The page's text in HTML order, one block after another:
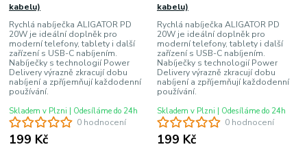
0 hodnocení
kabelu)
Rychlá nabíječka ALIGATOR PD
20W je ideální doplněk pro
moderní telefony, tablety i další
zařízení s USB-C nabíjením.
Nabíječky s technologií Power
Delivery výrazně zkracují dobu
nabíjení a zpříjemňují každodenní
používání.
199 Kč
Skladem v Plzni | Odesíláme do 24h
0 hodnocení
kabelu)
Rychlá nabíječka ALIGATOR PD
20W je ideální doplněk pro
moderní telefony, tablety i další
zařízení s USB-C nabíjením.
Nabíječky s technologií Power
Delivery výrazně zkracují dobu
nabíjení a zpříjemňují každodenní
používání.
199 Kč
Skladem v Plzni | Odesíláme do 24h